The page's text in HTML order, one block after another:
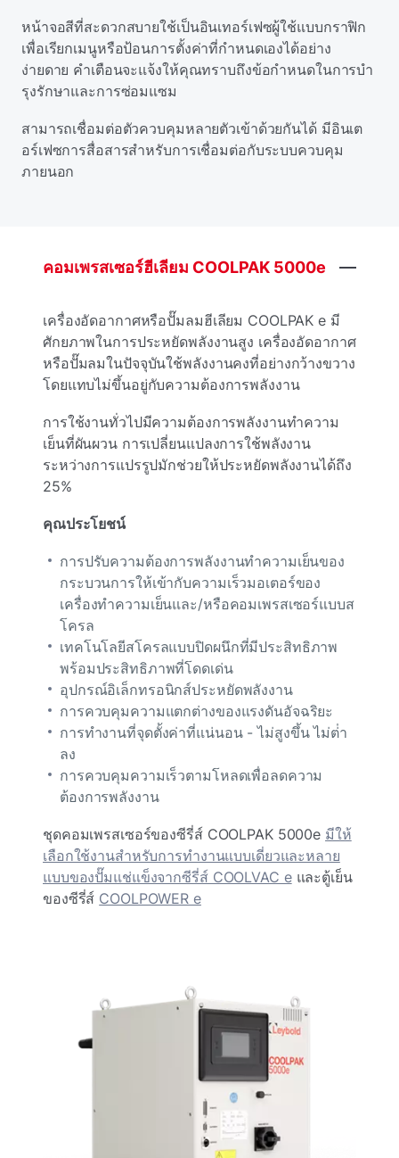
หน้าจอสีที่สะดวกสบายใช้เป็นอินเทอร์เฟซผู้ใช้แบบกราฟิก
เพื่อเรียกเมนูหรือป้อนการตั้งค่าที่กําหนดเองได้อย่าง
ง่ายดาย คําเตือนจะแจ้งให้คุณทราบถึงข้อกําหนดในการบํา
รุงรักษาและการซ่อมแซม
สามารถเชื่อมต่อตัวควบคุมหลายตัวเข้าด้วยกันได้ มีอินเต
อร์เฟซการสื่อสารสําหรับการเชื่อมต่อกับระบบควบคุม
ภายนอก
คอมเพรสเซอร์ฮีเลียม COOLPAK 5000e
เครื่องอัดอากาศหรือปั๊มลมฮีเลียม COOLPAK e มี
ศักยภาพในการประหยัดพลังงานสูง เครื่องอัดอากาศ
หรือปั๊มลมในปัจจุบันใช้พลังงานคงที่อย่างกว้างขวาง
โดยแทบไม่ขึ้นอยู่กับความต้องการพลังงาน
การใช้งานทั่วไปมีความต้องการพลังงานทําความ
เย็นที่ผันผวน การเปลี่ยนแปลงการใช้พลังงาน
ระหว่างการแปรรูปมักช่วยให้ประหยัดพลังงานได้ถึง
25%
คุณประโยชน์
การปรับความต้องการพลังงานทําความเย็นของ
กระบวนการให้เข้ากับความเร็วมอเตอร์ของ
เครื่องทําความเย็นและ/หรือคอมเพรสเซอร์แบบส
โครล
เทคโนโลยีสโครลแบบปิดผนึกที่มีประสิทธิภาพ
พร้อมประสิทธิภาพที่โดดเด่น
อุปกรณ์อิเล็กทรอนิกส์ประหยัดพลังงาน
การควบคุมความแตกต่างของแรงดันอัจฉริยะ
การทํางานที่จุดตั้งค่าที่แน่นอน - ไม่สูงขึ้น ไม่ต่ํา
ลง
การควบคุมความเร็วตามโหลดเพื่อลดความ
ต้องการพลังงาน
ชุดคอมเพรสเซอร์ของซีรี่ส์ COOLPAK 5000e มีให้
เลือกใช้งานสําหรับการทํางานแบบเดี่ยวและหลาย
แบบของปั๊มแช่แข็งจากซีรี่ส์ COOLVAC eและตู้เย็น
ของซีรี่ส์ COOLPOWER e